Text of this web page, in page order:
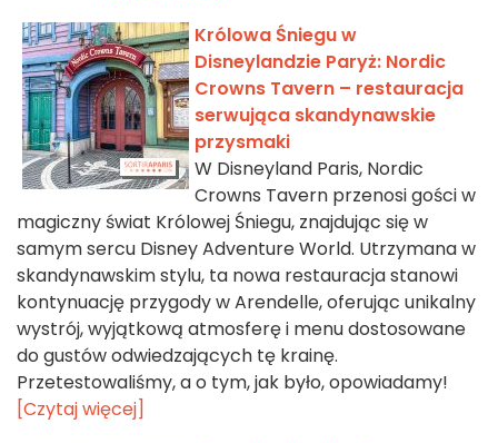
Królowa Śniegu w
Disneylandzie Paryż: Nordic
Crowns Tavern – restauracja
serwująca skandynawskie
przysmaki
W Disneyland Paris, Nordic
Crowns Tavern przenosi gości w
magiczny świat Królowej Śniegu, znajdując się w
samym sercu Disney Adventure World. Utrzymana w
skandynawskim stylu, ta nowa restauracja stanowi
kontynuację przygody w Arendelle, oferując unikalny
wystrój, wyjątkową atmosferę i menu dostosowane
do gustów odwiedzających tę krainę.
Przetestowaliśmy, a o tym, jak było, opowiadamy!
[Czytaj więcej]